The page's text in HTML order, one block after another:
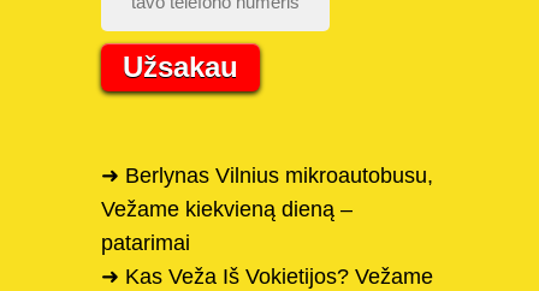
Užsakau
➜ Berlynas Vilnius mikroautobusu,
Vežame kiekvieną dieną –
patarimai
➜ Kas Veža Iš Vokietijos? Vežame